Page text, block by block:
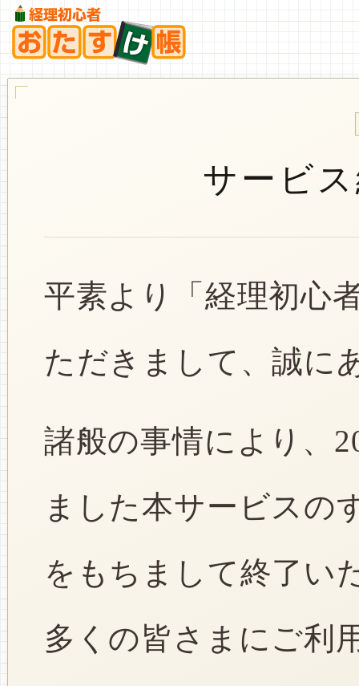
サービ
平素より「経理初心
ただきまして、誠に
諸般の事情により、
ました本サービスの
をもちまして終了い
多くの皆さまにご利